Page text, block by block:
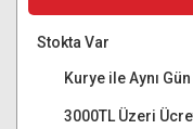
Stokta Var
Kurye ile Aynı
3000TL Üzeri